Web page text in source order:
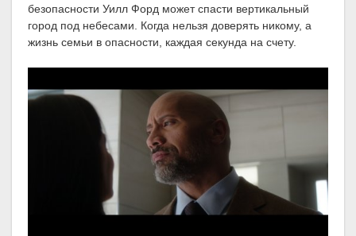
безопасности Уилл Форд может спасти вертикальный
город под небесами. Когда нельзя доверять никому, а
жизнь семьи в опасности, каждая секунда на счету.